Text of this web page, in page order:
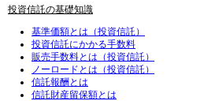
投資信託の基礎知識
基準価額とは（投資信託）
投資信託にかかる手数料
販売手数料とは（投資信託）
ノーロードとは（投資信託）
信託報酬とは
信託財産留保額とは